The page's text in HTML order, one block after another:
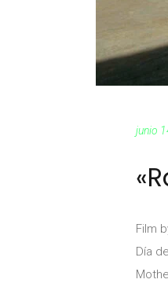
junio
Film
Día